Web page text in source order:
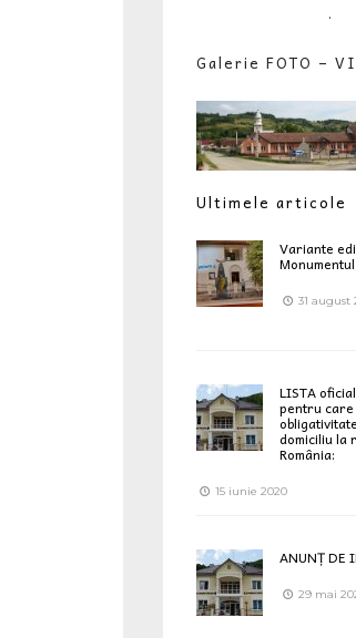
.
Galerie FOTO –
Ultimele articole
Variante
31 august
LISTA
pentru care
domiciliu la
România:
15 iunie 2020
ANUNȚ DE
29 mai